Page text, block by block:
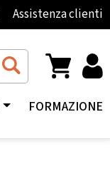
Assistenza clienti
FORMAZIONE